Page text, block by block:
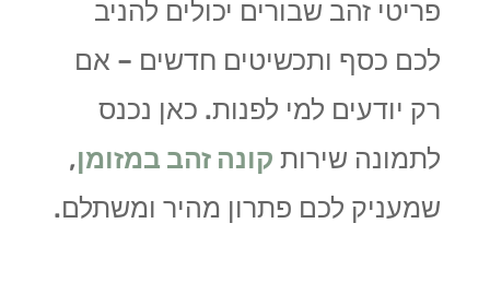
פריטי זהב שבורים יכולים להניב
לכם כסף ותכשיטים חדשים – אם
רק יודעים למי לפנות. כאן נכנס
לתמונה שירות קונה זהב במזומן,
שמעניק לכם פתרון מהיר ומשתלם.